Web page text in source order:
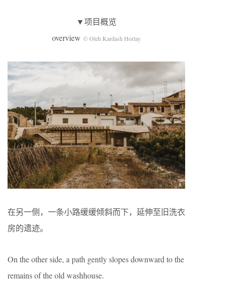
▼项目概览
overview © Oleh Kardash Horlay
在另一侧，一条小路缓缓倾斜而下，延伸至旧洗衣
房的遗迹。
On the other side, a path gently slopes downward to the
remains of the old washhouse.